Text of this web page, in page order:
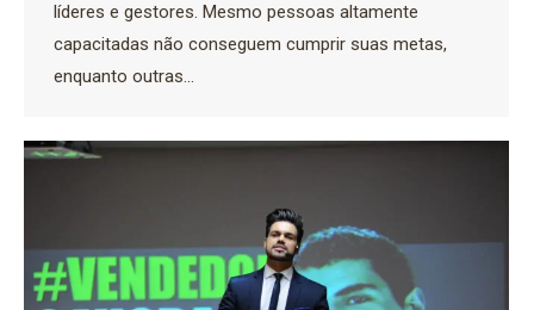
líderes e gestores. Mesmo pessoas altamente
capacitadas não conseguem cumprir suas metas,
enquanto outras…